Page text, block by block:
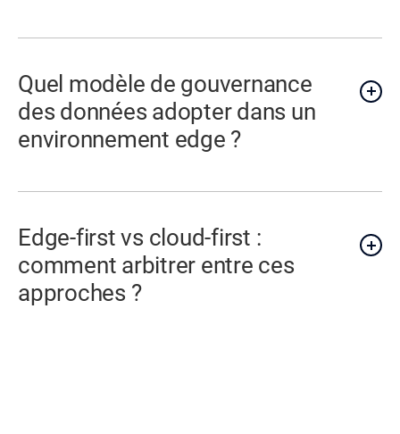
Quel modèle de gouvernance
des données adopter dans un
environnement edge ?
Edge-first vs cloud-first :
comment arbitrer entre ces
approches ?